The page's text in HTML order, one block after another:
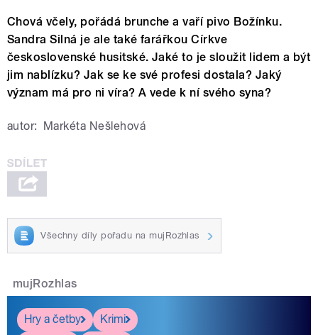
Chová včely, pořádá brunche a vaří pivo Božínku.
Sandra Silná je ale také farářkou Církve
československé husitské. Jaké to je sloužit lidem a být
jim nablízku? Jak se ke své profesi dostala? Jaký
význam má pro ni víra? A vede k ní svého syna?
autor: Markéta Nešlehová
Všechny díly pořadu na mujRozhlas
mujRozhlas
Hry a četby
Krimi